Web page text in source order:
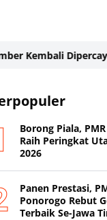
Dipercaya
Borong Piala,
Raih Peringkat
2026
Panen Prestasi,
Ponorogo Rebut
Terbaik Se-Jawa